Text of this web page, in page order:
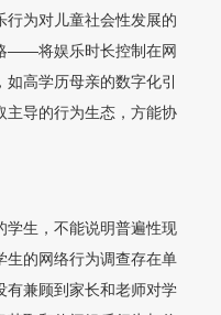
行为对儿童社会性发展的
——将娱乐时长控制在网
高学历母亲的数字化引
主导的行为生态，方能协
学生，不能说明普遍性现
生的网络行为调查存在单
有兼顾到家长和老师对学